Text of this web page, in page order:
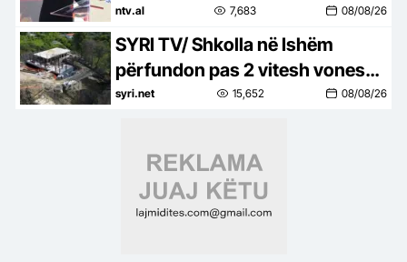
trafikut së shpejti në funksion
ntv.al 7,683 08/08/26
SYRI TV/ Shkolla në Ishëm
përfundon pas 2 vitesh vonesë,
Rama e ‘përuron’ online pa asnjë
syri.net 15,652 08/08/26